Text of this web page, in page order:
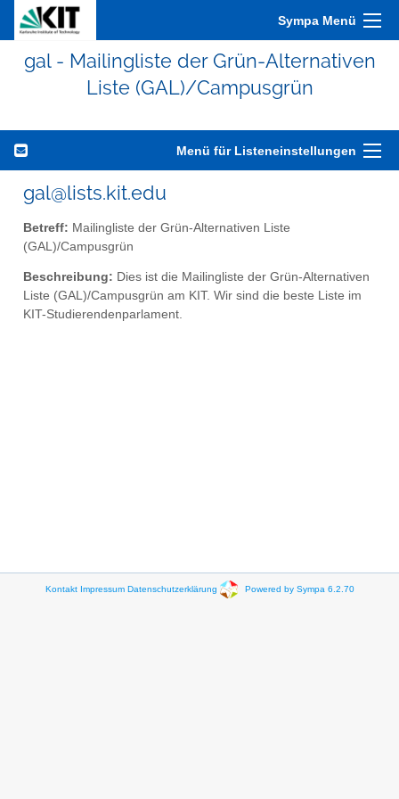
Sympa Menü
gal - Mailingliste der Grün-Alternativen
Liste (GAL)/Campusgrün
Menü für Listeneinstellungen
gal@lists.kit.edu
Betreff: Mailingliste der Grün-Alternativen Liste
(GAL)/Campusgrün
Beschreibung: Dies ist die Mailingliste der Grün-Alternativen
Liste (GAL)/Campusgrün am KIT. Wir sind die beste Liste im
KIT-Studierendenparlament.
Kontakt Impressum Datenschutzerklärung Powered by Sympa 6.2.70